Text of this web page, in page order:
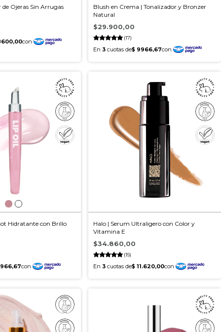
de Ojeras Sin Arrugas
Blush en Crema | Tonalizador y Bronzer
Natural
(17)
$29.900,00
Hidratante con Brillo
Halo | Serum Ultraligero con Color y
Vitamina E
(15)
$34.860,00